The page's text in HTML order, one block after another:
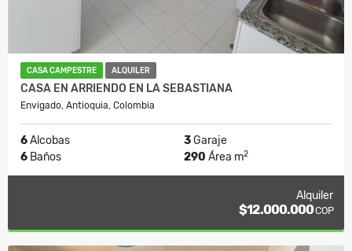
CASA CAMPESTRE ALQUILER
CASA EN ARRIENDO EN LA SEBASTIANA
Envigado, Antioquia, Colombia
6Alcobas 3Garaje
6 Baños 290 Área m2
Alquiler
$12.000.000COP